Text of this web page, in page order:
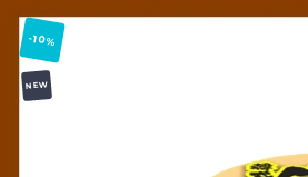
-10%
NEW